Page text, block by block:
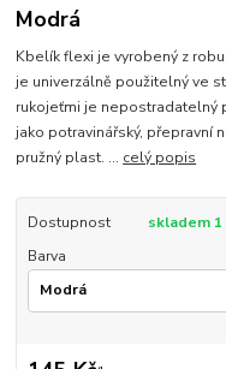
Modrá
Kbelík flexi je vyrobený z
je univerzálně použitelný ve
rukojeťmi je nepostradatelný
jako potravinářský,
pružný plast. ... celý popis
Dostupnost
skladem 1
Barva